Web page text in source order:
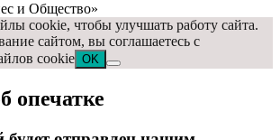
и Общество»
cookie, чтобы улучшать работу сайта.
сайтом, вы соглашаетесь с
cookie OK
опечатке